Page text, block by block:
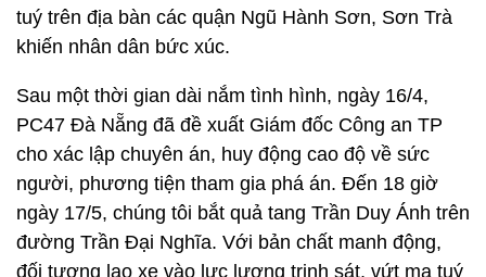
tuý trên địa bàn các quận Ngũ Hành Sơn, Sơn Trà
khiến nhân dân bức xúc.
Sau một thời gian dài nắm tình hình, ngày 16/4,
PC47 Đà Nẵng đã đề xuất Giám đốc Công an TP
cho xác lập chuyên án, huy động cao độ về sức
người, phương tiện tham gia phá án. Đến 18 giờ
ngày 17/5, chúng tôi bắt quả tang Trần Duy Ánh trên
đường Trần Đại Nghĩa. Với bản chất manh động,
đối tượng lao xe vào lực lượng trinh sát, vứt ma tuý